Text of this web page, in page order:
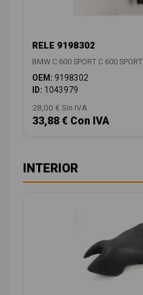
RELE 9198302
BMW C 600 SPORT C 600 SPORT
OEM: 9198302
ID: 1043979
28,00 € Sin IVA
33,88 € Con IVA
INTERIOR